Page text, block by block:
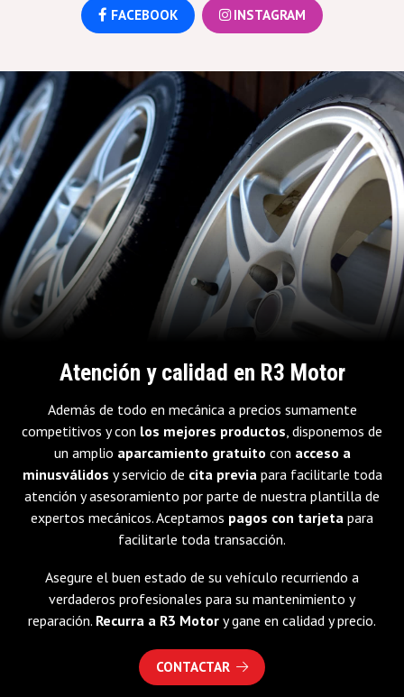
FACEBOOK INSTAGRAM
Atención y calidad en R3 Motor
Además de todo en mecánica a precios sumamente
competitivos y con los mejores productos , disponemos de
un amplio aparcamiento gratuito con acceso a
minusválidos y servicio de cita previa para facilitarle toda
atención y asesoramiento por parte de nuestra plantilla de
expertos mecánicos. Aceptamos pagos con tarjeta para
facilitarle toda transacción.
Asegure el buen estado de su vehículo recurriendo a
verdaderos profesionales para su mantenimiento y
reparación. Recurra a R3 Motor y gane en calidad y precio.
CONTACTAR